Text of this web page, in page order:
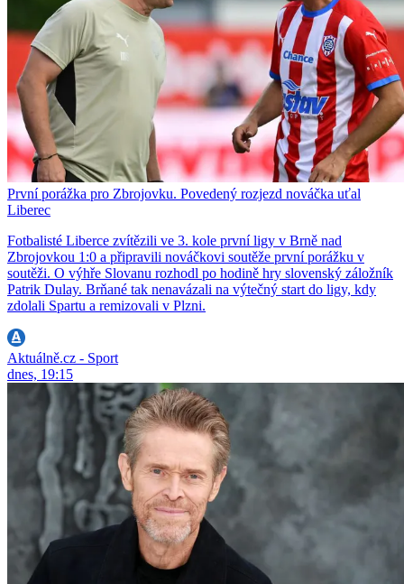
První porážka pro Zbrojovku. Povedený rozjezd nováčka uťal
Liberec
Fotbalisté Liberce zvítězili ve 3. kole první ligy v Brně nad
Zbrojovkou 1:0 a připravili nováčkovi soutěže první porážku v
soutěži. O výhře Slovanu rozhodl po hodině hry slovenský záložník
Patrik Dulay. Brňané tak nenavázali na výtečný start do ligy, kdy
zdolali Spartu a remizovali v Plzni.
Aktuálně.cz - Sport
dnes, 19:15